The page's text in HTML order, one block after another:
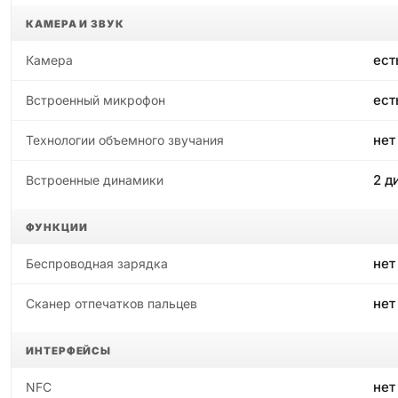
КАМЕРА И ЗВУК
Камера
Встроенный микрофон
Технологии объемного звучания нет
Встроенные динамики 2
ФУНКЦИИ
Беспроводная зарядка нет
Сканер отпечатков пальцев нет
ИНТЕРФЕЙСЫ
NFC нет